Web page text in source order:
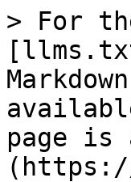
> For
page is